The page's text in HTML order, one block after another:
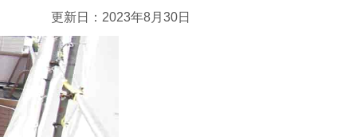
更新日： 2023年8月30日